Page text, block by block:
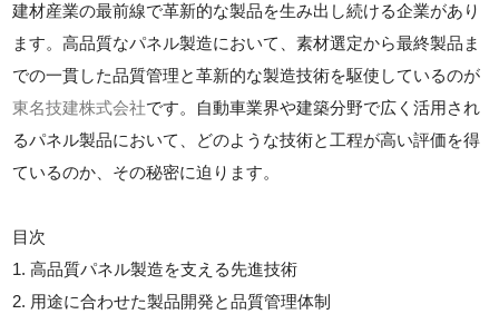
建材産業の最前線で革新的な製品を生み出し続ける企業があり
ます。高品質なパネル製造において、素材選定から最終製品ま
での一貫した品質管理と革新的な製造技術を駆使しているのが
東名技建株式会社です。自動車業界や建築分野で広く活用され
るパネル製品において、どのような技術と工程が高い評価を得
ているのか、その秘密に迫ります。
目次
1. 高品質パネル製造を支える先進技術
2. 用途に合わせた製品開発と品質管理体制